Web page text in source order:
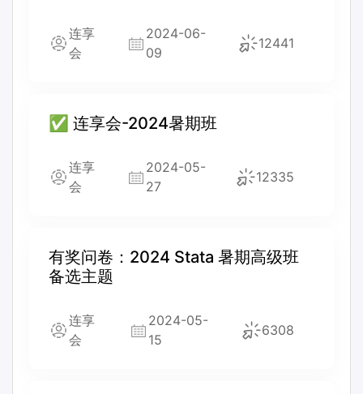
连享
会
2024-06-
09
12441
✅ 连享会-2024暑期班
连享
会
2024-05-
27
12335
有奖问卷：2024 Stata 暑期高级班
备选主题
连享
会
2024-05-
15
6308